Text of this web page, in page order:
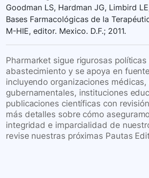
Goodman LS, Hardman JG, Limbird
Bases Farmacológicas de la
M-HIE, editor. Mexico. D.F.; 2011.
Pharmarket sigue rigurosas políticas
abastecimiento y se apoya en
incluyendo organizaciones
gubernamentales, instituciones
publicaciones científicas con
más detalles sobre cómo
integridad e imparcialidad de
revise nuestras próximas Pautas